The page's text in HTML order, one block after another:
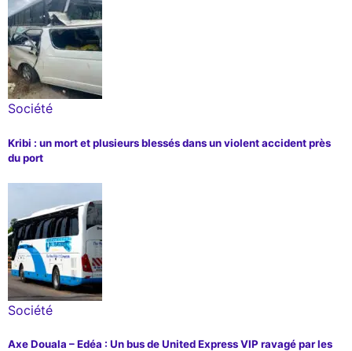
Société
Kribi : un mort et plusieurs blessés dans un violent accident près
du port
Société
Axe Douala – Edéa : Un bus de United Express VIP ravagé par les